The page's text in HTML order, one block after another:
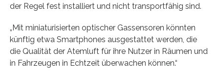
der Regel fest installiert und nicht transportfähig sind.
„Mit miniaturisierten optischer Gassensoren könnten
künftig etwa Smartphones ausgestattet werden, die
die Qualität der Atemluft für ihre Nutzer in Räumen und
in Fahrzeugen in Echtzeit überwachen können.“